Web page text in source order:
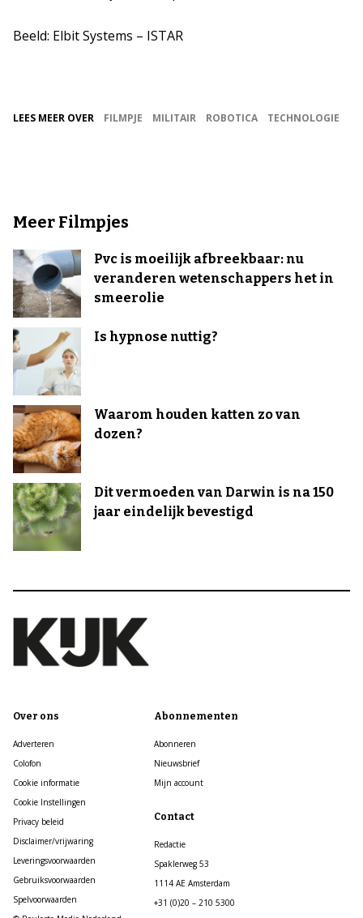
Beeld: Elbit Systems – ISTAR
LEES MEER OVER FILMPJE MILITAIR ROBOTICA TECHNOLOGIE
Meer Filmpjes
Pvc is moeilijk afbreekbaar: nu
veranderen wetenschappers het in
smeerolie
Is hypnose nuttig?
Waarom houden katten zo van
dozen?
Dit vermoeden van Darwin is na 150
jaar eindelijk bevestigd
Over ons
Adverteren
Colofon
Cookie informatie
Cookie Instellingen
Privacy beleid
Disclaimer/vrijwaring
Leveringsvoorwaarden
Gebruiksvoorwaarden
Spelvoorwaarden
Abonnementen
Abonneren
Nieuwsbrief
Mijn account
Contact
Redactie
Spaklerweg 53
1114 AE Amsterdam
+31 (0)20 – 210 5300